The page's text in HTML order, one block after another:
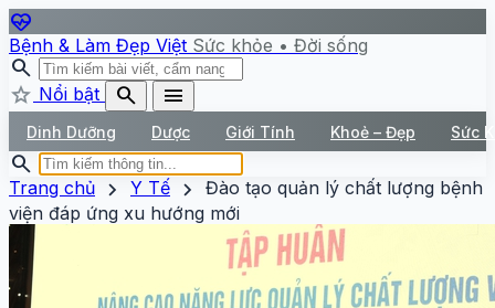
ecg_heart
Bệnh & Làm Đẹp Việt Sức khỏe • Đời sống
search
star Nổi bật search menu
Dinh Dưỡng Dược Giới Tính Khoẻ – Đẹp Sức
search
Trang chủ chevron_right Y Tế chevron_right
Đào tạo quản lý chất lượng bệnh
viện đáp ứng xu hướng mới